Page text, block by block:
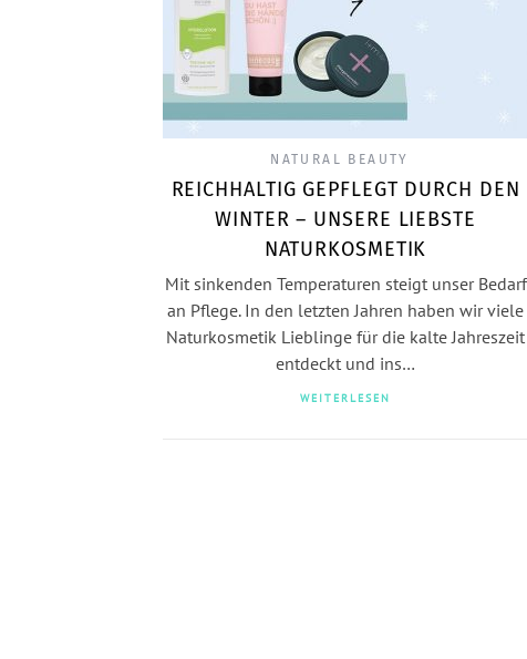
NATURAL BEAUTY
REICHHALTIG GEPFLEGT DURCH DEN
WINTER – UNSERE LIEBSTE
NATURKOSMETIK
Mit sinkenden Temperaturen steigt unser Bedarf
an Pflege. In den letzten Jahren haben wir viele
Naturkosmetik Lieblinge für die kalte Jahreszeit
entdeckt und ins…
WEITERLESEN